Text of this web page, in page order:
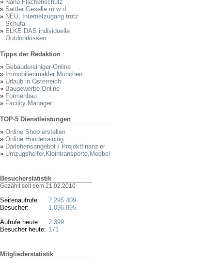
» Nano Flächenschutz
» Sattler Geselle m w d
» NEU, Internetzugang trotz
Schufa
» ELKE DAS individuelle
Outdoorkissen
Tipps der Redaktion
» Gebäudereiniger-Online
» Immobilienmakler München
» Urlaub in Österreich
» Baugewerbe-Online
» Formenbau
» Facility Manager
TOP-5 Dienstleistungen
» Online Shop erstellen
» Online Hundetraining
» Darlehensangebot / Projektfinanzier
» Umzugshelfer,Kleintransporte,Moebel
Besucherstatistik
Gezählt seit dem 21.02.2010
Seitenaufrufe:
Besucher:
Aufrufe heute:
Besucher heute:
7.295.409
1.096.895
2.399
171
Mitgliederstatistik